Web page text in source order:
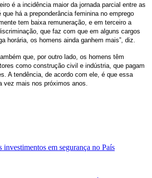
é a incidência maior da jornada parcial entre as
há a preponderância feminina no emprego
tem baixa remuneração, e em terceiro a
que faz com que em alguns cargos
horária, os homens ainda ganhem mais”, diz.
que, por outro lado, os homens têm
como construção civil e indústria, que pagam
A tendência, de acordo com ele, é que essa
vez mais nos próximos anos.
investimentos em segurança no País